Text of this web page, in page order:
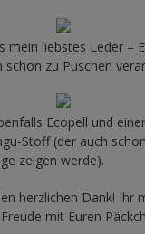
mein liebstes Leder –
schon zu Puschen
Ecopell und
Stoff (der auch
zeigen werde).
herzlichen Dank! Ihr
mit Euren